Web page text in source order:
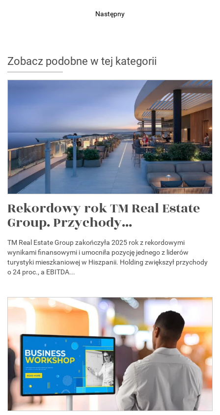
Następny
Zobacz podobne w tej kategorii
Rekordowy rok TM Real Estate
Group. Przychody...
TM Real Estate Group zakończyła 2025 rok z rekordowymi
wynikami finansowymi i umocniła pozycję jednego z liderów
turystyki mieszkaniowej w Hiszpanii. Holding zwiększył przychody
o 24 proc., a EBITDA...